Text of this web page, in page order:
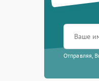
Отправляя,